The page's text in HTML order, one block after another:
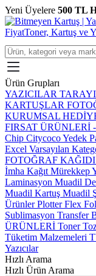
Yeni Üyelere 500 TL
Ürün Grupları
YAZICILAR
KARTUŞLAR
KURUMSAL
FIRSAT ÜRÜNLERİ -
Chip Citycoco Yedek
Excel Varsayılan
FOTOĞRAF KAĞIDI
İmha Kağıt Mürekkep
Laminasyon Muadil
Muadil Kartuş Muadil
Ürünler Plotter Flex
Sublimasyon Transfer
ÜRÜNLERİ Toner
Tüketim Malzemeleri
Yazıcılar
Hızlı Arama
Hızlı Ürün Arama